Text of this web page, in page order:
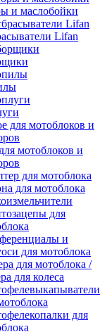
и маслобойки
Lifan
мотоблоков и
для мотоблока
для мотоблока
для
и
для мотоблока
для мотоблока /
для колеса
для